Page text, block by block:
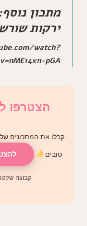
מתכון
ירקות שורש
watch?
v=nME14xn-pGA
הצטרפו
קבלו את המתכונים
טובים
קבוצה